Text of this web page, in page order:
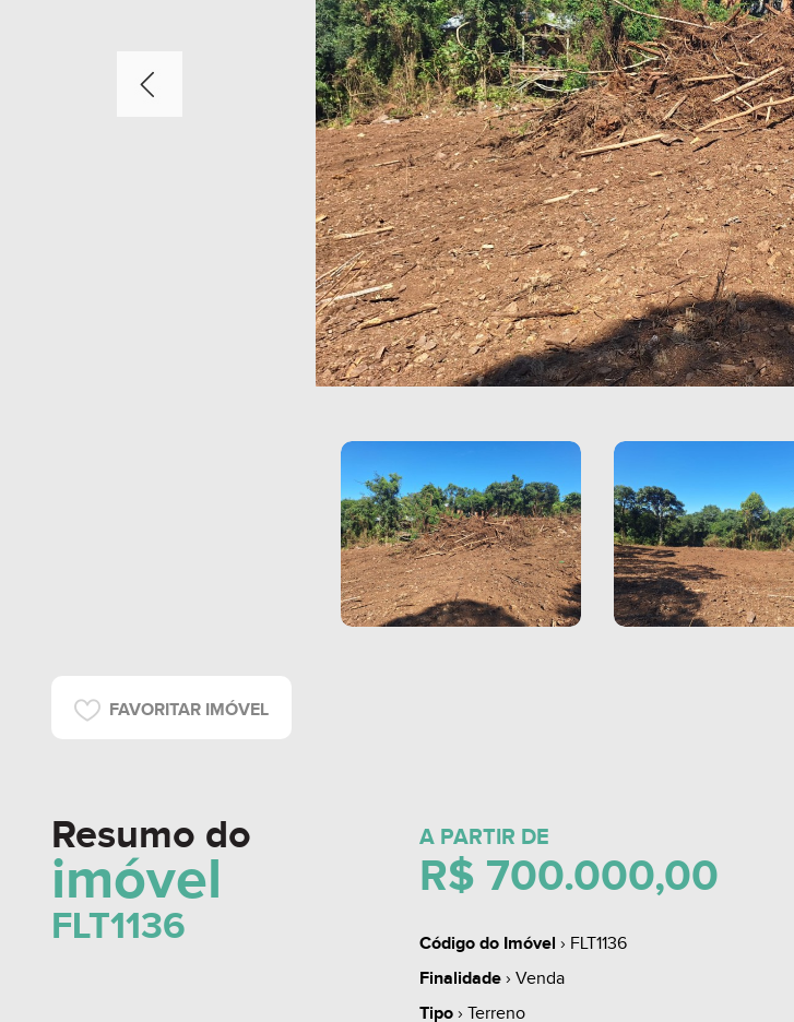
FAVORITAR IMÓVEL
Resumo do
imóvel
FLT1136
A PARTIR DE
R$ 700.000,00
Código do Imóvel › FLT1136
Finalidade› Venda
Tipo› Terreno